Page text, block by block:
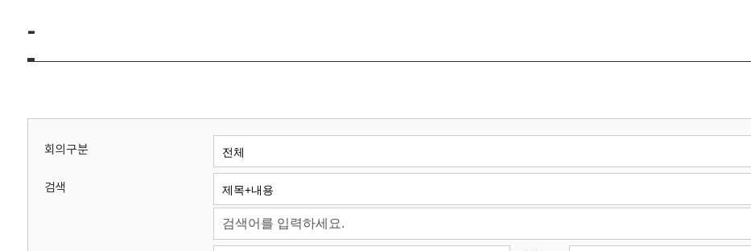
위
회
-
회의구분
검색